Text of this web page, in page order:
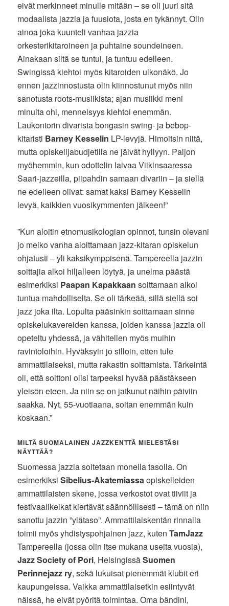
eivät merkinneet minulle mitään – se oli juuri sitä
modaalista jazzia ja fuusiota, josta en tykännyt. Olin
ainoa joka kuunteli vanhaa jazzia
orkesterikitaroineen ja puhtaine soundeineen.
Ainakaan siltä se tuntui, ja tuntuu edelleen.
Swingissä kiehtoi myös kitaroiden ulkonäkö. Jo
ennen jazzinnostusta olin kiinnostunut myös niin
sanotusta roots-musiikista; ajan musiikki meni
minulta ohi, menneisyys kiehtoi enemmän.
Laukontorin divarista bongasin swing- ja bebop-
kitaristi Barney Kesselin LP-levyjä. Himoitsin niitä,
mutta opiskelijabudjetilla ne jäivät hyllyyn. Paljon
myöhemmin, kun odottelin laivaa Viikinsaaressa
Saari-jazzeilla, piipahdin samaan divariin – ja siellä
ne edelleen olivat: samat kaksi Barney Kesselin
levyä, kaikkien vuosikymmenten jälkeen!”
”Kun aloitin etnomusikologian opinnot, tunsin olevani
jo melko vanha aloittamaan jazz-kitaran opiskelun
ohjatusti – yli kaksikymppisenä. Tampereella jazzin
soittajia alkoi hiljalleen löytyä, ja unelma päästä
esimerkiksi Paapan Kapakkaan soittamaan alkoi
tuntua mahdolliselta. Se oli tärkeää, sillä siellä soi
jazz joka ilta. Lopulta pääsinkin soittamaan sinne
opiskelukavereiden kanssa, joiden kanssa jazzia oli
opeteltu yhdessä, ja vähitellen myös muihin
ravintoloihin. Hyväksyin jo silloin, etten tule
ammattilaiseksi, mutta rakastin soittamista. Tärkeintä
oli, että soittoni olisi tarpeeksi hyvää päästäkseen
yleisön eteen. Ja niin se on jatkunut näihin päiviin
saakka. Nyt, 55-vuotiaana, soitan enemmän kuin
koskaan.”
MILTÄ SUOMALAINEN JAZZKENTTÄ MIELESTÄSI
NÄYTTÄÄ?
Suomessa jazzia soitetaan monella tasolla. On
esimerkiksiSibelius-Akatemiassaopiskelleiden
ammattilaisten skene, jossa verkostot ovat tiiviit ja
festivaalikeikat kiertävät säännöllisesti – tämä on niin
sanottu jazzin ”ylätaso”. Ammattilaiskentän rinnalla
toimii myös yhdistyspohjainen jazz, kutenTamJazz
Tampereella (jossa olin itse mukana useita vuosia),
Jazz Society of Pori, HelsingissäSuomen
Perinnejazz ry, sekä lukuisat pienemmät klubit eri
kaupungeissa. Vaikka ammattilaisetkin esiintyvät
näissä, he eivät pyöritä toimintaa. Oma bändini,